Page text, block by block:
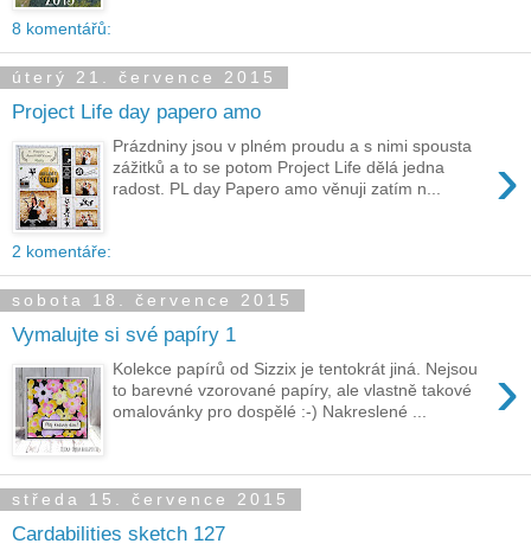
8 komentářů:
úterý 21. července 2015
Project Life day papero amo
›
Prázdniny jsou v plném proudu a s nimi spousta
zážitků a to se potom Project Life dělá jedna
radost. PL day Papero amo věnuji zatím n...
2 komentáře:
sobota 18. července 2015
Vymalujte si své papíry 1
›
Kolekce papírů od Sizzix je tentokrát jiná. Nejsou
to barevné vzorované papíry, ale vlastně takové
omalovánky pro dospělé :-) Nakreslené ...
středa 15. července 2015
Cardabilities sketch 127